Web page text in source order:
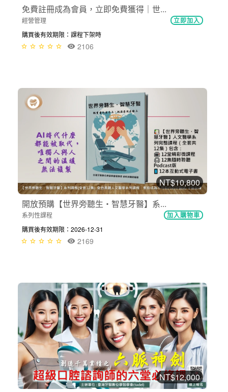
免費註冊成為會員，立即免費獲得｜世...
經營管理 立即加入
購買後有效期限：課程下架時
2106
NT$10,800
開放預購【世界旁聽生・智慧牙醫】系...
系列性課程 加入購物車
購買後有效期限：2026-12-31
2169
NT$12,000